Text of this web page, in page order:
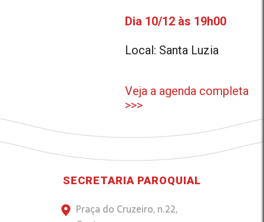
Dia 10/12 às 19h00
Local: Santa Luzia
Veja a agenda completa
>>>
SECRETARIA PAROQUIAL
Praça do Cruzeiro, n.22,